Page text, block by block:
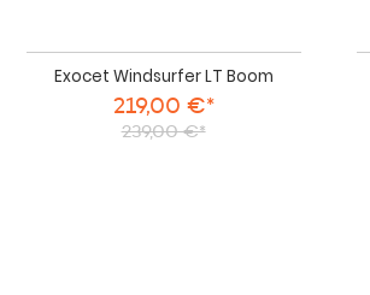
Exocet Windsurfer LT Boom
219,00 €*
239,00 €*